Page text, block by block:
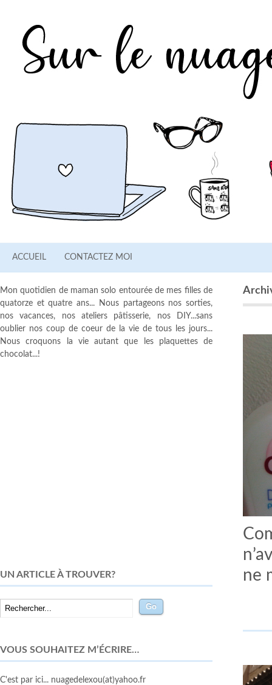
ACCUEIL CONTACTEZ MOI
ne
Mon quotidien de maman solo entourée de mes filles de
quatorze et quatre ans... Nous partageons nos sorties,
nos vacances, nos ateliers pâtisserie, nos DIY...sans
oublier nos coup de coeur de la vie de tous les jours...
Nous croquons la vie autant que les plaquettes de
chocolat...!
UN ARTICLE À TROUVER?
VOUS SOUHAITEZ M’ÉCRIRE…
C'est par ici... nuagedelexou(at)yahoo.fr